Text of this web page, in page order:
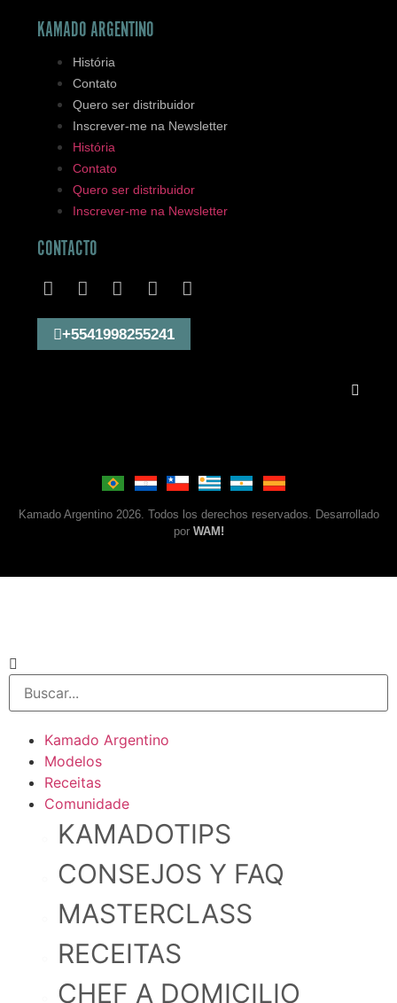
KAMADO ARGENTINO
História
Contato
Quero ser distribuidor
Inscrever-me na Newsletter
História
Contato
Quero ser distribuidor
Inscrever-me na Newsletter
CONTACTO
+5541998255241
Kamado Argentino 2026. Todos los derechos reservados. Desarrollado
por WAM!
Kamado Argentino
Modelos
Receitas
Comunidade
KAMADOTIPS
CONSEJOS Y FAQ
MASTERCLASS
RECEITAS
CHEF A DOMICILIO